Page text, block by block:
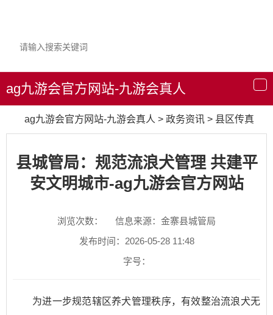
导
航
ag九游会官方网站-九游会真人
ag九游会官方网站-九游会真人 > 政务资讯 > 县区传真
县城管局：规范流浪犬管理 共建平
安文明城市-ag九游会官方网站
浏览次数：
信息来源：金寨县城管局
发布时间：2026-05-28 11:48
字号：
为进一步规范辖区养犬管理秩序，有效整治流浪犬无